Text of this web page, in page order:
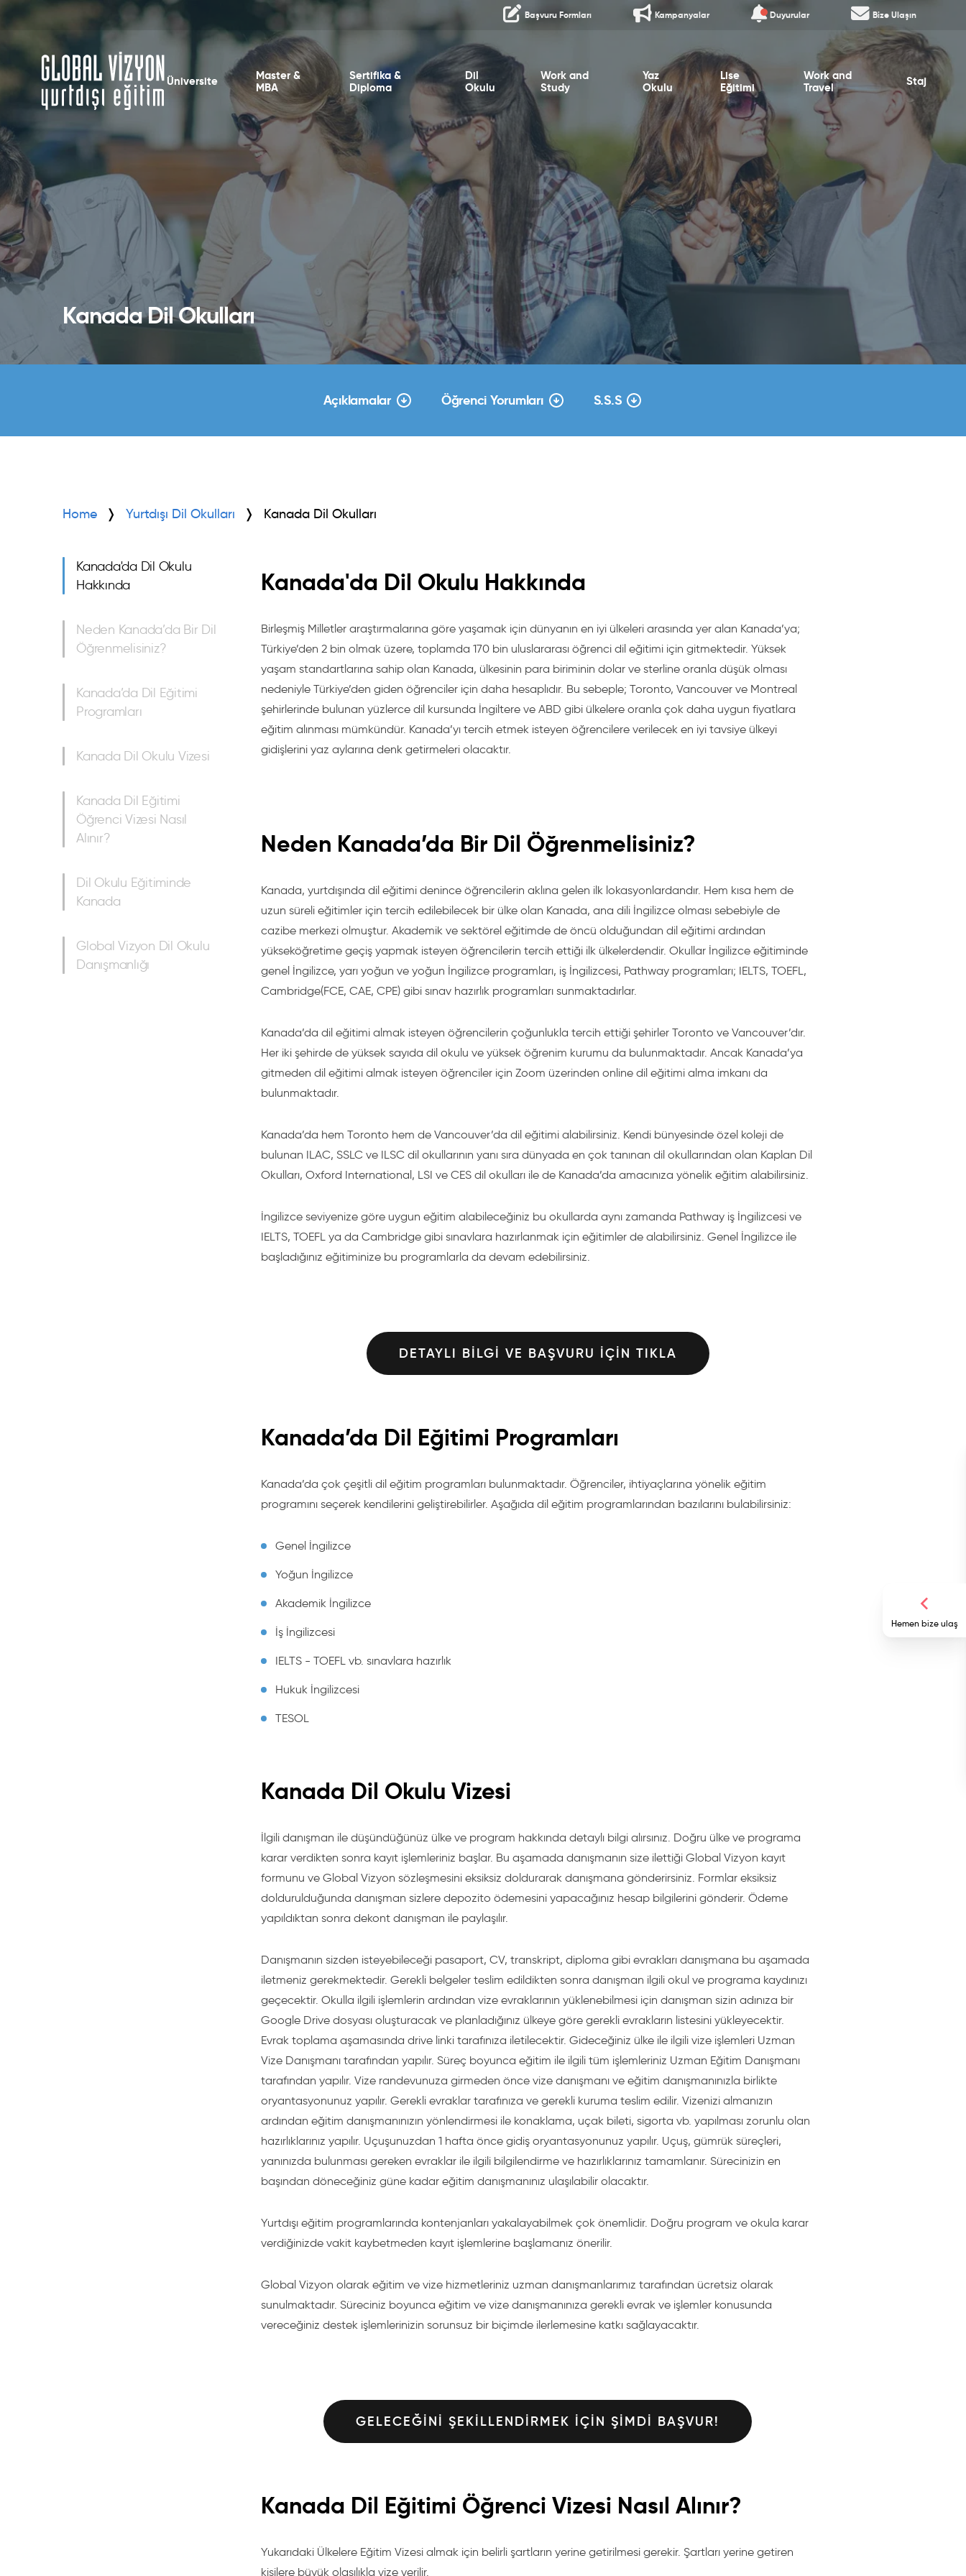
Bize Ulaşın
Duyurular
Kampanyalar
Başvuru Formları
Üniversite
Master &
MBA
Sertifika &
Diploma
Dil
Okulu
Work and
Study
Yaz
Okulu
Lise
Eğitimi
Work and
Travel
Staj
Hemen bize ulaş
Kanada Dil Okulları
Açıklamalar Öğrenci Yorumları S.S.S
Home Yurtdışı Dil Okulları Kanada Dil Okulları
Kanada'da Dil Okulu
Hakkında
Neden Kanada’da Bir Dil
Öğrenmelisiniz?
Kanada’da Dil Eğitimi
Programları
Kanada Dil Okulu Vizesi
Kanada Dil Eğitimi
Öğrenci Vizesi Nasıl
Alınır?
Dil Okulu Eğitiminde
Kanada
Global Vizyon Dil Okulu
Danışmanlığı
Kanada'da Dil Okulu Hakkında
Birleşmiş Milletler araştırmalarına göre yaşamak için dünyanın en iyi ülkeleri arasında yer alan Kanada’ya;
Türkiye’den 2 bin olmak üzere, toplamda 170 bin uluslararası öğrenci dil eğitimi için gitmektedir. Yüksek
yaşam standartlarına sahip olan Kanada, ülkesinin para biriminin dolar ve sterline oranla düşük olması
nedeniyle Türkiye’den giden öğrenciler için daha hesaplıdır. Bu sebeple; Toronto, Vancouver ve Montreal
şehirlerinde bulunan yüzlerce dil kursunda İngiltere ve ABD gibi ülkelere oranla çok daha uygun fiyatlara
eğitim alınması mümkündür. Kanada’yı tercih etmek isteyen öğrencilere verilecek en iyi tavsiye ülkeyi
gidişlerini yaz aylarına denk getirmeleri olacaktır.
Neden Kanada’da Bir Dil Öğrenmelisiniz?
Kanada, yurtdışında dil eğitimi denince öğrencilerin aklına gelen ilk lokasyonlardandır. Hem kısa hem de
uzun süreli eğitimler için tercih edilebilecek bir ülke olan Kanada, ana dili İngilizce olması sebebiyle de
cazibe merkezi olmuştur. Akademik ve sektörel eğitimde de öncü olduğundan dil eğitimi ardından
yükseköğretime geçiş yapmak isteyen öğrencilerin tercih ettiği ilk ülkelerdendir. Okullar İngilizce eğitiminde
genel İngilizce, yarı yoğun ve yoğun İngilizce programları, iş İngilizcesi, Pathway programları; IELTS, TOEFL,
Cambridge(FCE, CAE, CPE) gibi sınav hazırlık programları sunmaktadırlar.
Kanada’da dil eğitimi almak isteyen öğrencilerin çoğunlukla tercih ettiği şehirler Toronto ve Vancouver’dır.
Her iki şehirde de yüksek sayıda dil okulu ve yüksek öğrenim kurumu da bulunmaktadır. Ancak Kanada’ya
gitmeden dil eğitimi almak isteyen öğrenciler için Zoom üzerinden online dil eğitimi alma imkanı da
bulunmaktadır.
Kanada’da hem Toronto hem de Vancouver’da dil eğitimi alabilirsiniz. Kendi bünyesinde özel koleji de
bulunan ILAC, SSLC ve ILSC dil okullarının yanı sıra dünyada en çok tanınan dil okullarından olan Kaplan Dil
Okulları, Oxford International, LSI ve CES dil okulları ile de Kanada’da amacınıza yönelik eğitim alabilirsiniz.
İngilizce seviyenize göre uygun eğitim alabileceğiniz bu okullarda aynı zamanda Pathway iş İngilizcesi ve
IELTS, TOEFL ya da Cambridge gibi sınavlara hazırlanmak için eğitimler de alabilirsiniz. Genel İngilizce ile
başladığınız eğitiminize bu programlarla da devam edebilirsiniz.
DETAYLI BILGI VE BAŞVURU IÇIN TIKLA
Kanada’da Dil Eğitimi Programları
Kanada’da çok çeşitli dil eğitim programları bulunmaktadır. Öğrenciler, ihtiyaçlarına yönelik eğitim
programını seçerek kendilerini geliştirebilirler. Aşağıda dil eğitim programlarından bazılarını bulabilirsiniz:
Genel İngilizce
Yoğun İngilizce
Akademik İngilizce
İş İngilizcesi
IELTS - TOEFL vb. sınavlara hazırlık
Hukuk İngilizcesi
TESOL
Kanada Dil Okulu Vizesi
İlgili danışman ile düşündüğünüz ülke ve program hakkında detaylı bilgi alırsınız. Doğru ülke ve programa
karar verdikten sonra kayıt işlemleriniz başlar. Bu aşamada danışmanın size ilettiği Global Vizyon kayıt
formunu ve Global Vizyon sözleşmesini eksiksiz doldurarak danışmana gönderirsiniz. Formlar eksiksiz
doldurulduğunda danışman sizlere depozito ödemesini yapacağınız hesap bilgilerini gönderir. Ödeme
yapıldıktan sonra dekont danışman ile paylaşılır.
Danışmanın sizden isteyebileceği pasaport, CV, transkript, diploma gibi evrakları danışmana bu aşamada
iletmeniz gerekmektedir. Gerekli belgeler teslim edildikten sonra danışman ilgili okul ve programa kaydınızı
geçecektir. Okulla ilgili işlemlerin ardından vize evraklarının yüklenebilmesi için danışman sizin adınıza bir
Google Drive dosyası oluşturacak ve planladığınız ülkeye göre gerekli evrakların listesini yükleyecektir.
Evrak toplama aşamasında drive linki tarafınıza iletilecektir. Gideceğiniz ülke ile ilgili vize işlemleri Uzman
Vize Danışmanı tarafından yapılır. Süreç boyunca eğitim ile ilgili tüm işlemleriniz Uzman Eğitim Danışmanı
tarafından yapılır. Vize randevunuza girmeden önce vize danışmanı ve eğitim danışmanınızla birlikte
oryantasyonunuz yapılır. Gerekli evraklar tarafınıza ve gerekli kuruma teslim edilir. Vizenizi almanızın
ardından eğitim danışmanınızın yönlendirmesi ile konaklama, uçak bileti, sigorta vb. yapılması zorunlu olan
hazırlıklarınız yapılır. Uçuşunuzdan 1 hafta önce gidiş oryantasyonunuz yapılır. Uçuş, gümrük süreçleri,
yanınızda bulunması gereken evraklar ile ilgili bilgilendirme ve hazırlıklarınız tamamlanır. Sürecinizin en
başından döneceğiniz güne kadar eğitim danışmanınız ulaşılabilir olacaktır.
Yurtdışı eğitim programlarında kontenjanları yakalayabilmek çok önemlidir. Doğru program ve okula karar
verdiğinizde vakit kaybetmeden kayıt işlemlerine başlamanız önerilir.
Global Vizyon olarak eğitim ve vize hizmetleriniz uzman danışmanlarımız tarafından ücretsiz olarak
sunulmaktadır. Süreciniz boyunca eğitim ve vize danışmanınıza gerekli evrak ve işlemler konusunda
vereceğiniz destek işlemlerinizin sorunsuz bir biçimde ilerlemesine katkı sağlayacaktır.
GELECEĞINI ŞEKILLENDIRMEK IÇIN ŞIMDI BAŞVUR!
Kanada Dil Eğitimi Öğrenci Vizesi Nasıl Alınır?
Yukarıdaki Ülkelere Eğitim Vizesi almak için belirli şartların yerine getirilmesi gerekir. Şartları yerine getiren
kişilere büyük olasılıkla vize verilir.